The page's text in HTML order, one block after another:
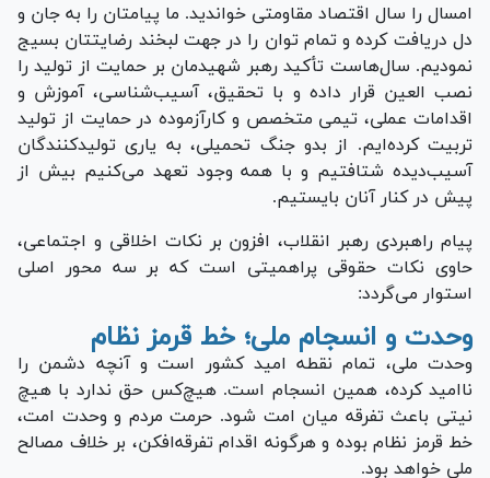
امسال را سال اقتصاد مقاومتی خواندید. ما پیامتان را به جان و
دل دریافت کرده و تمام توان را در جهت لبخند رضایتتان بسیج
نمودیم. سال‌هاست تأکید رهبر شهیدمان بر حمایت از تولید را
نصب العین قرار داده و با تحقیق، آسیب‌شناسی، آموزش و
اقدامات عملی، تیمی متخصص و کارآزموده در حمایت از تولید
تربیت کرده‌ایم. از بدو جنگ تحمیلی، به یاری تولیدکنندگان
آسیب‌دیده شتافتیم و با همه وجود تعهد می‌کنیم بیش از
پیش در کنار آنان بایستیم.
پیام راهبردی رهبر انقلاب، افزون بر نکات اخلاقی و اجتماعی،
حاوی نکات حقوقی پراهمیتی است که بر سه محور اصلی
استوار می‌گردد:
وحدت و انسجام ملی؛ خط قرمز نظام
وحدت ملی، تمام نقطه امید کشور است و آنچه دشمن را
ناامید کرده، همین انسجام است. هیچ‌کس حق ندارد با هیچ
نیتی باعث تفرقه میان امت شود. حرمت مردم و وحدت امت،
خط قرمز نظام بوده و هرگونه اقدام تفرقه‌افکن، بر خلاف مصالح
ملی خواهد بود.